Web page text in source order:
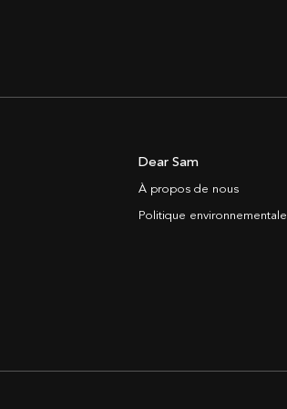
Dear Sam
À propos de nous
Politique environnementale